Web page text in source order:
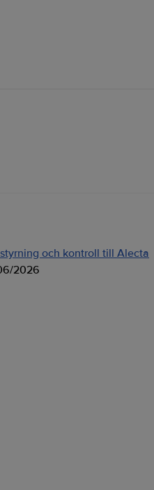
och kontroll till Alecta
2026